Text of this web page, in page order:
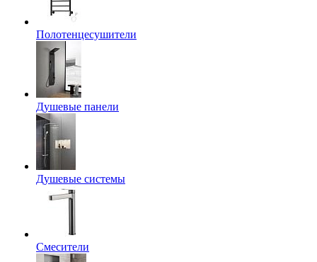
Полотенцесушители
Душевые панели
Душевые системы
Смесители